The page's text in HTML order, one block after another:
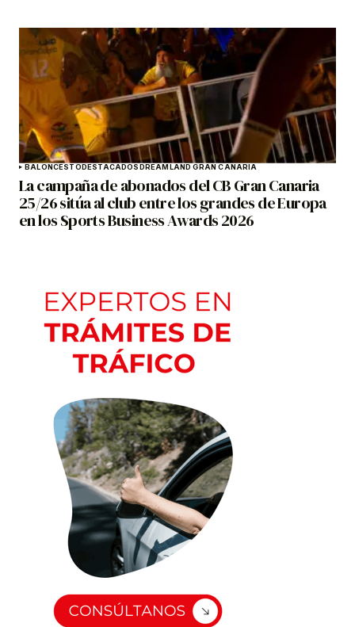
BALONCESTODESTACADOSDREAMLAND GRAN CANARIA
La campaña de abonados del CB Gran Canaria
25/26 sitúa al club entre los grandes de Europa
en los Sports Business Awards 2026